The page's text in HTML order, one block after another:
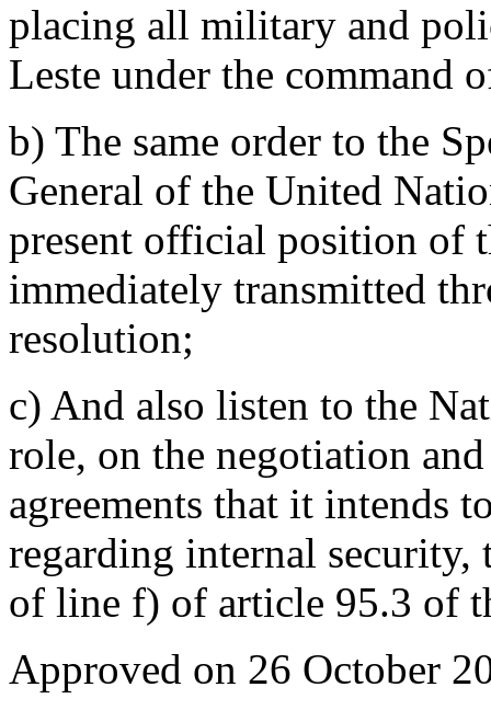
placing all military and
Leste under the command
b) The same order to the
General of the United
present official position of
immediately transmitted
resolution;
c) And also listen to the
role, on the negotiation
agreements that it intends
regarding internal security,
of line f) of article 95.3 of
Approved on 26 October